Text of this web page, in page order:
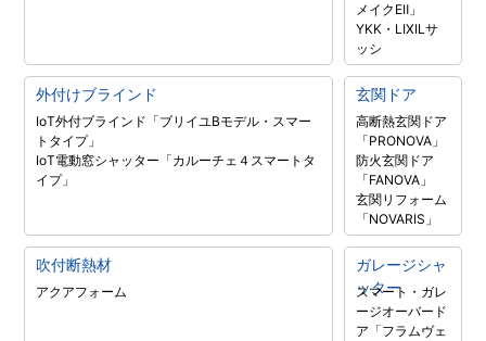
メイクEⅡ」
YKK・LIXILサ
ッシ
外付けブラインド
IoT外付ブラインド「ブリイユBモデル・スマー
トタイプ」
IoT電動窓シャッター「カルーチェ４スマートタ
イプ」
玄関ドア
高断熱玄関ドア
「PRONOVA」
防火玄関ドア
「FANOVA」
玄関リフォーム
「NOVARIS」
吹付断熱材
アクアフォーム
ガレージシャ
ッター
スマート・ガレ
ージオーバード
ア「フラムヴェ